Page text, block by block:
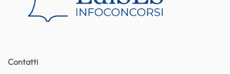
Contatti